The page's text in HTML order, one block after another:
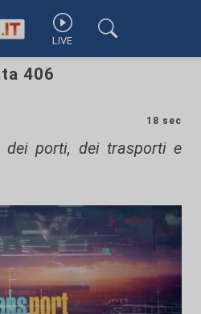
LIVE
406
18 sec
porti, dei trasporti e